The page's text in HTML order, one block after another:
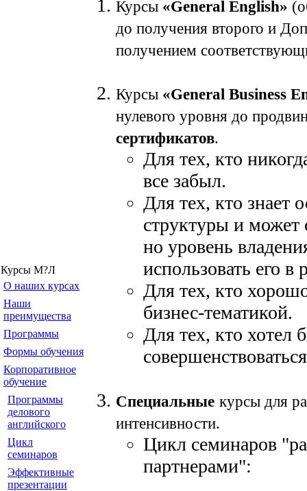
Курсы М?Л
О наших курсах
Наши
преимущества
Программы
Формы обучения
Корпоративное
обучение
Программы
делового
английского
Цикл
семинаров
Эффективные
презентации
Курсы «General English»
до получения второго и
получением
Курсы «General Business
нулевого уровня до
сертификатов.
Для тех, кто
все забыл.
Для тех, кто знает
структуры и может
но уровень
использовать его в
Для тех, кто
бизнес-тематикой.
Для тех, кто хотел
Специальные курсы для
интенсивности.
Цикл семинаров
партнерами":